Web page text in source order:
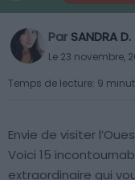
Par SANDRA D.
Le 23 novembre,
Temps de lecture: 9
Envie de visiter
Voici 15
extraordinaire qui